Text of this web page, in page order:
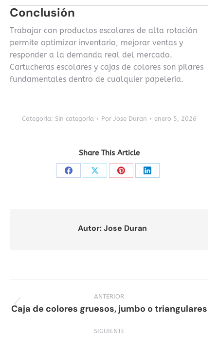
Conclusión
Trabajar con productos escolares de alta rotación
permite optimizar inventario, mejorar ventas y
responder a la demanda real del mercado.
Cartucheras escolares y cajas de colores son pilares
fundamentales dentro de cualquier papelería.
Categoría: Sin categoría Por Jose Duran enero 5, 2026
Share This Article
Share Share Share Share
Autor:Jose Duran
entre
publicaciones
ANTERIOR
Publicación
Caja de colores gruesos, jumbo o triangulares
SIGUIENTE